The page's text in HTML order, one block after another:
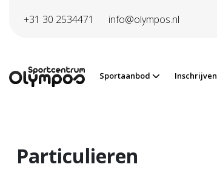
+31 30 2534471
info@olympos.nl
Sportaanbod Inschrijven
Particulieren